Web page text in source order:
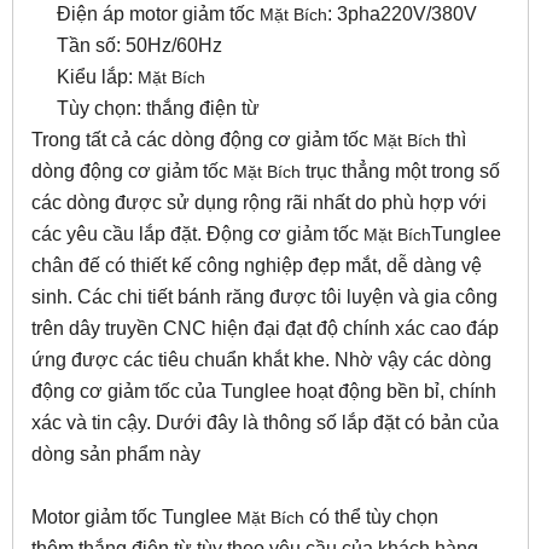
Điện áp motor giảm tốc Mặt Bích: 3pha220V/380V
Tần số: 50Hz/60Hz
Kiểu lắp: Mặt Bích
Tùy chọn: thắng điện từ
Trong tất cả các dòng động cơ giảm tốc Mặt Bích thì
dòng động cơ giảm tốc Mặt Bích trục thẳng một trong số
các dòng được sử dụng rộng rãi nhất do phù hợp với
các yêu cầu lắp đặt. Động cơ giảm tốc Mặt BíchTunglee
chân đế có thiết kế công nghiệp đẹp mắt, dễ dàng vệ
sinh. Các chi tiết bánh răng được tôi luyện và gia công
trên dây truyền CNC hiện đại đạt độ chính xác cao đáp
ứng được các tiêu chuẩn khắt khe. Nhờ vậy các dòng
động cơ giảm tốc của Tunglee hoạt động bền bỉ, chính
xác và tin cậy. Dưới đây là thông số lắp đặt có bản của
dòng sản phẩm này
Motor giảm tốc Tunglee Mặt Bích có thể tùy chọn